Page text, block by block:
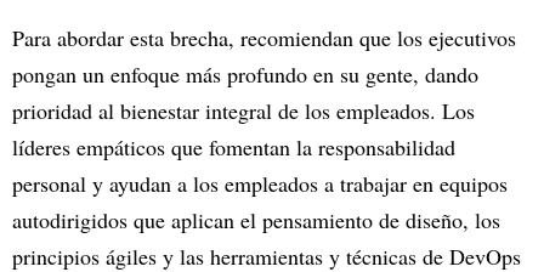
Para abordar esta brecha, recomiendan que los ejecutivos
pongan un enfoque más profundo en su gente, dando
prioridad al bienestar integral de los empleados. Los
líderes empáticos que fomentan la responsabilidad
personal y ayudan a los empleados a trabajar en equipos
autodirigidos que aplican el pensamiento de diseño, los
principios ágiles y las herramientas y técnicas de DevOps